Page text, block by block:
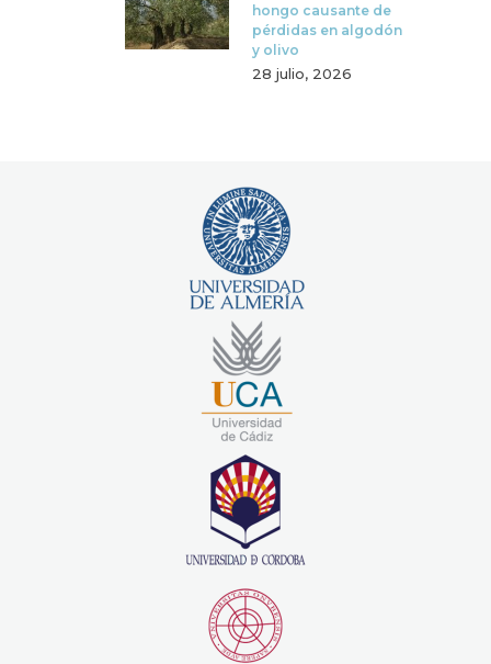
hongo causante de
pérdidas en algodón
y olivo
28 julio, 2026